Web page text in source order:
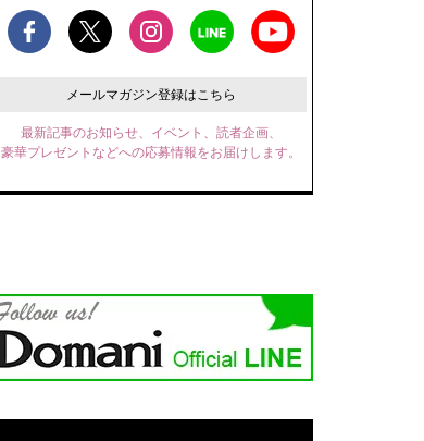
メールマガジン登録はこちら
最新記事のお知らせ、イベント、読者企画、
豪華プレゼントなどへの応募情報をお届けします。